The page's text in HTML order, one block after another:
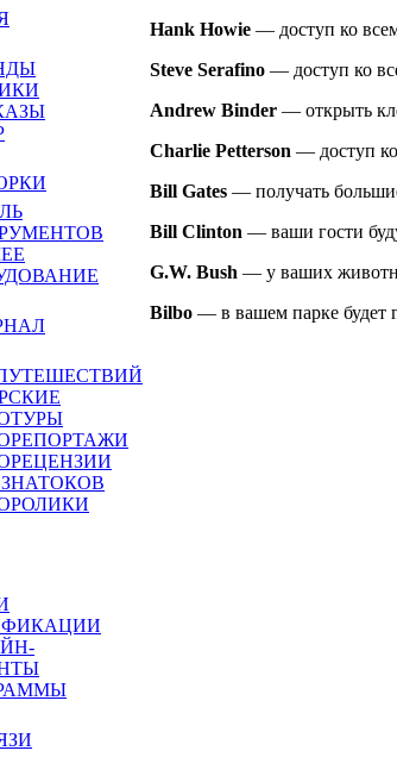
Hank Howie — доступ ко
Steve Serafino — доступ ко
Andrew Binder — открыть
Charlie Petterson — доступ
Bill Gates — получать
Bill Clinton — ваши гости
G.W. Bush — у ваших
Bilbo — в вашем парке будет